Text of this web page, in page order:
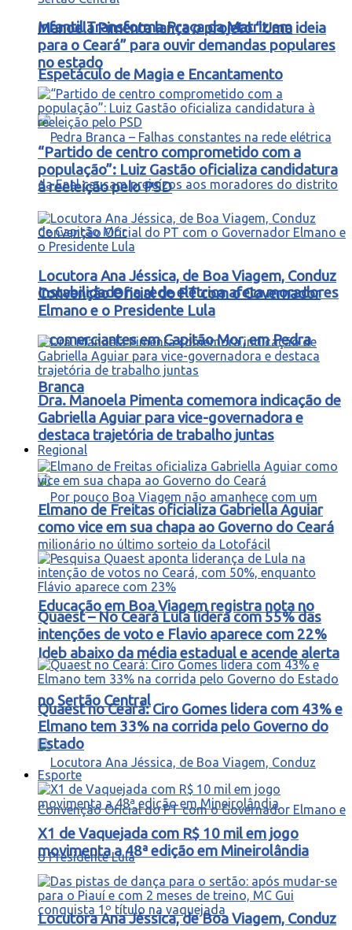
Infantil Transforma Praça da Matriz em
Espetáculo de Magia e Encantamento
Instabilidade na rede elétrica afeta moradores
e comerciantes em Capitão Mor, em Pedra
Branca
Regional
Educação em Boa Viagem registra nota no
Ideb abaixo da média estadual e acende alerta
no Sertão Central
Locutora Ana Jéssica, de Boa Viagem, Conduz
Manoela Pimenta lança o projeto “Uma ideia
para o Ceará” para ouvir demandas populares
no estado
“Partido de centro comprometido com a
população”: Luiz Gastão oficializa candidatura
à reeleição pelo PSD
Locutora Ana Jéssica, de Boa Viagem, Conduz
Convenção Oficial do PT com o Governador
Elmano e o Presidente Lula
Dra. Manoela Pimenta comemora indicação de
Gabriella Aguiar para vice-governadora e
destaca trajetória de trabalho juntas
Elmano de Freitas oficializa Gabriella Aguiar
como vice em sua chapa ao Governo do Ceará
Quaest – No Ceará Lula lidera com 55% das
intenções de voto e Flavio aparece com 22%
Quaest no Ceará: Ciro Gomes lidera com 43% e
Elmano tem 33% na corrida pelo Governo do
Estado
Esporte
X1 de Vaquejada com R$ 10 mil em jogo
movimenta a 48ª edição em Mineirolândia